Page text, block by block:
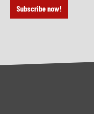
Subscribe now!